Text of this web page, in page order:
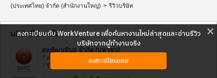
(ประเทศไทย) จำกัด (สำนักงานใหญ่) > รีวิวบริษัท
บริษัทที่น่าสนใจ
สหพัฒนพิบูล จำกัด (มหาชน)
7 ตำแหน่งที่ว่างอยู่
7 รีวิว
close
ลงทะเบียนกับ WorkVenture เพื่อค้นหางานใหม่ล่าสุดและอ่านรีวิว
บริษัทจากผู้ทำงานจริง
ลงทะเบียนเลย